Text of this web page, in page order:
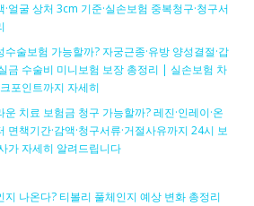
·얼굴 상처 3cm 기준·실손보험 중복청구·청구서
수술보험 가능할까? 자궁근종·유방 양성결절·갑
금 수술비 미니보험 보장 총정리 | 실손보험 차
포인트까지 자세히
운 치료 보험금 청구 가능할까? 레진·인레이·온
면책기간·감액·청구서류·거절사유까지 24시 보
가 자세히 알려드립니다
지 나온다? 티볼리 풀체인지 예상 변화 총정리